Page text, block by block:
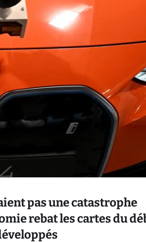
pas une catastrophe
rebat les cartes du